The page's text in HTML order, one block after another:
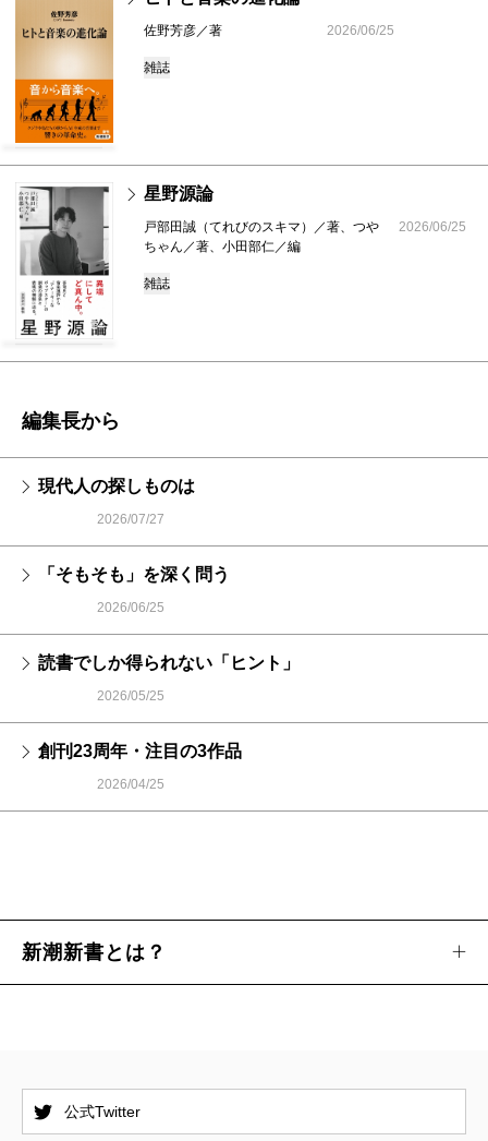
佐野芳彦／著 2026/06/25
雑誌
星野源論
戸部田誠（てれびのスキマ）／著、つや
ちゃん／著、小田部仁／編
2026/06/25
雑誌
編集長から
現代人の探しものは
2026/07/27
「そもそも」を深く問う
2026/06/25
読書でしか得られない「ヒント」
2026/05/25
創刊23周年・注目の3作品
2026/04/25
新潮新書とは？
公式Twitter